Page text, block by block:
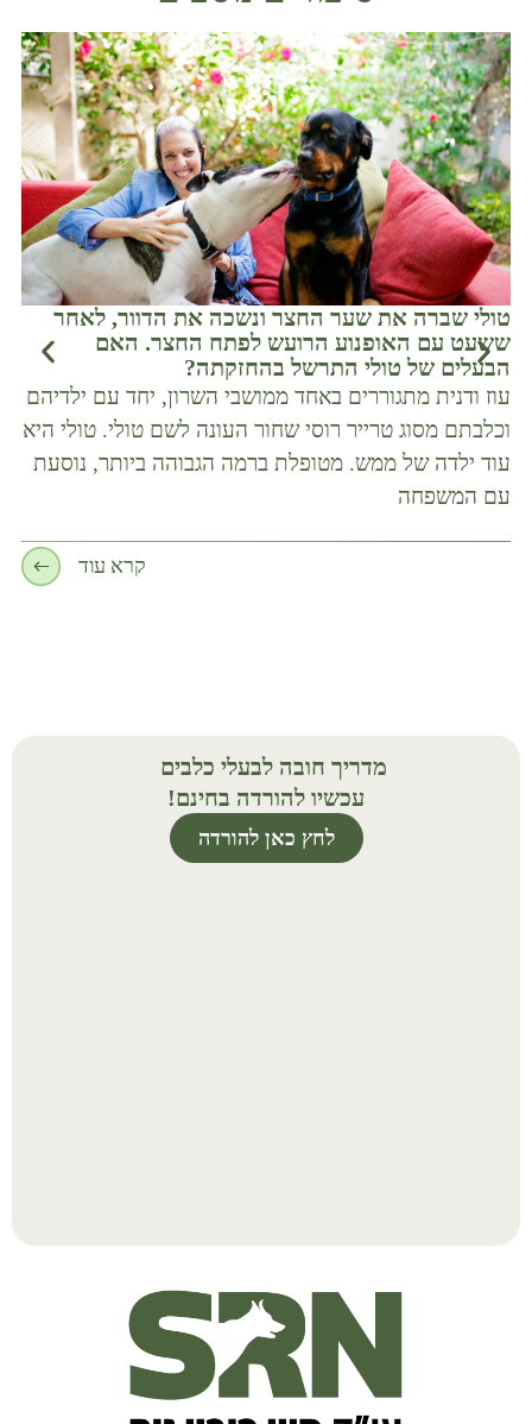
טולי שברה את שער החצר ונשכה את הדוור, לאחר
ששעט עם האופנוע הרועש לפתח החצר. האם
הבעלים של טולי התרשל בהחזקתה?
עוז ודנית מתגוררים באחד ממושבי השרון, יחד עם ילדיהם
וכלבתם מסוג טרייר רוסי שחור העונה לשם טולי. טולי היא
עוד ילדה של ממש. מטופלת ברמה הגבוהה ביותר, נוסעת
עם המשפחה
קרא עוד
מדריך חובה לבעלי כלבים
עכשיו להורדה בחינם!
לחץ כאן להורדה